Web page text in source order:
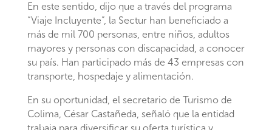
En este sentido, dijo que a través del programa
“Viaje Incluyente”, la Sectur han beneficiado a
más de mil 700 personas, entre niños, adultos
mayores y personas con discapacidad, a conocer
su país. Han participado más de 43 empresas con
transporte, hospedaje y alimentación.
En su oportunidad, el secretario de Turismo de
Colima, César Castañeda, señaló que la entidad